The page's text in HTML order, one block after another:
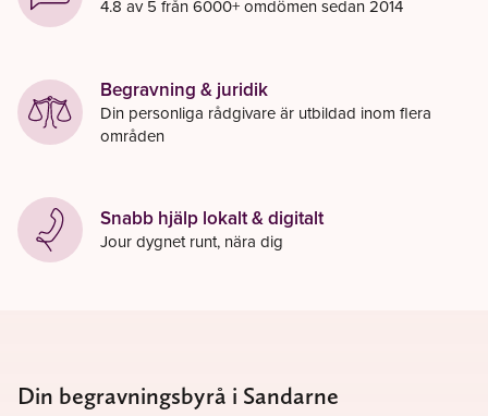
4.8 av 5 från 6000+ omdömen sedan 2014
Begravning & juridik
Din personliga rådgivare är utbildad inom flera
områden
Snabb hjälp lokalt & digitalt
Jour dygnet runt, nära dig
Din begravningsbyrå i Sandarne